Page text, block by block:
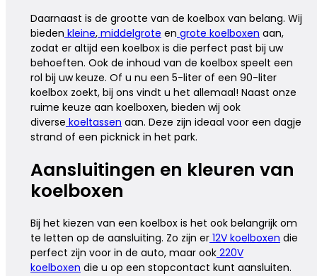
Daarnaast is de grootte van de koelbox van belang. Wij
bieden kleine, middelgrote en grote koelboxen aan,
zodat er altijd een koelbox is die perfect past bij uw
behoeften. Ook de inhoud van de koelbox speelt een
rol bij uw keuze. Of u nu een 5-liter of een 90-liter
koelbox zoekt, bij ons vindt u het allemaal! Naast onze
ruime keuze aan koelboxen, bieden wij ook
diverse koeltassen aan. Deze zijn ideaal voor een dagje
strand of een picknick in het park.
Aansluitingen en kleuren van
koelboxen
Bij het kiezen van een koelbox is het ook belangrijk om
te letten op de aansluiting. Zo zijn er 12V koelboxen die
perfect zijn voor in de auto, maar ook 220V
koelboxen die u op een stopcontact kunt aansluiten.